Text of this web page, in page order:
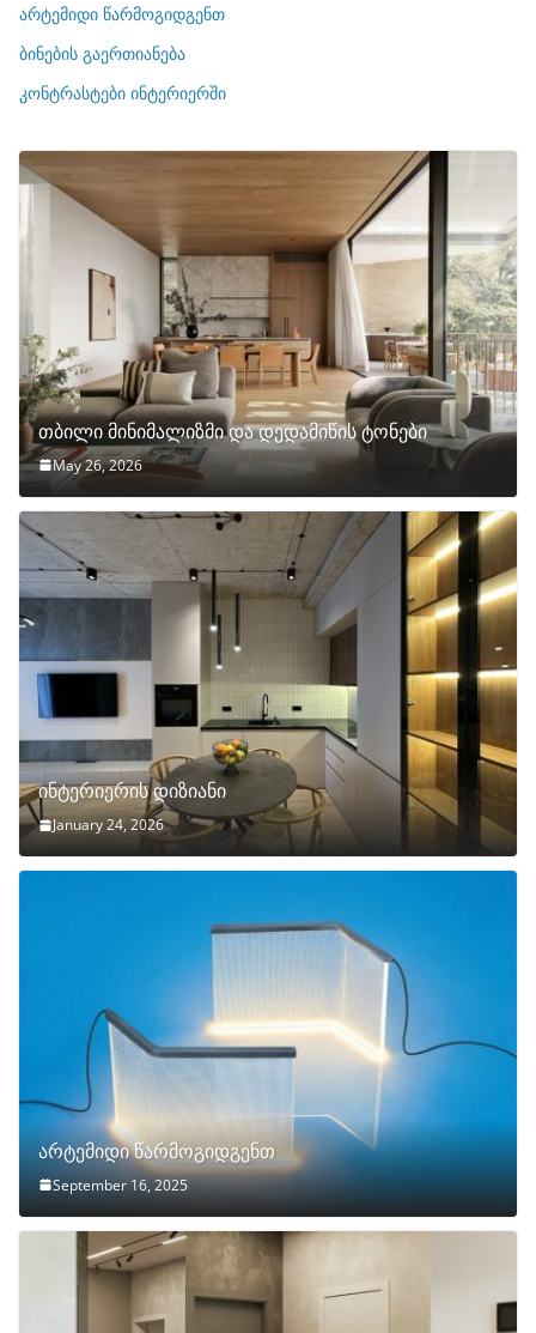
ბ
ი
არტემიდი წარმოგიდგენთ
ბინების გაერთიანება
კონტრასტები ინტერიერში
თბილი მინიმალიზმი და დედამიწის ტონები
May 26, 2026
ინტერიერის დიზიანი
January 24, 2026
არტემიდი წარმოგიდგენთ
September 16, 2025